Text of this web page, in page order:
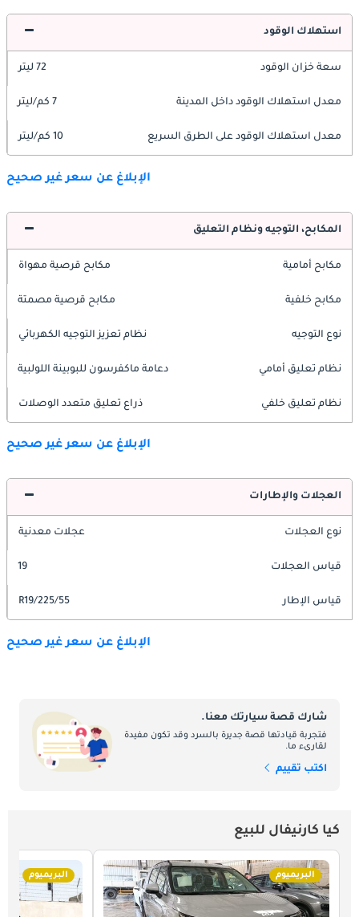
استهلاك الوقود
سعة خزان الوقود 72 ليتر
معدل استهلاك الوقود داخل المدينة 7 كم/ليتر
معدل استهلاك الوقود على الطرق السريع 10 كم/ليتر
الإبلاغ عن سعر غير صحيح
المكابح، التوجيه ونظام التعليق
مكابح أمامية مكابح قرصية مهواة
مكابح خلفية مكابح قرصية مصمتة
نوع التوجيه نظام تعزيز التوجيه الكهربائي
نظام تعليق أمامي دعامة ماكفرسون للبوبينة اللولبية
نظام تعليق خلفي ذراع تعليق متعدد الوصلات
الإبلاغ عن سعر غير صحيح
العجلات والإطارات
نوع العجلات عجلات معدنية
قياس العجلات 19
قياس الإطار 225/55/R19
الإبلاغ عن سعر غير صحيح
شارك قصة سيارتك معنا.
فتجربة قيادتها قصة جديرة بالسرد وقد تكون مفيدة
لقارىء ما.
اكتب تقييم
كيا كارنيفال للبيع
البريميوم البريميوم